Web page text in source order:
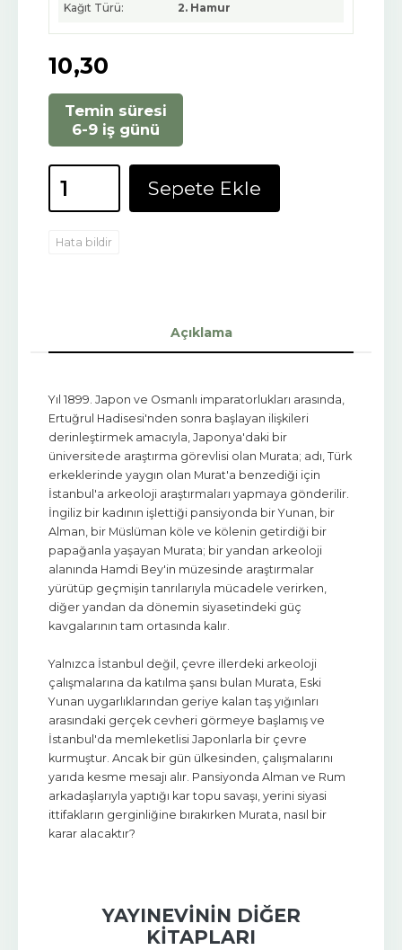
Kağıt Türü: 2. Hamur
10,30
Temin süresi
6-9 iş günü
Sepete Ekle
Hata bildir
Açıklama
Yıl 1899. Japon ve Osmanlı imparatorlukları arasında,
Ertuğrul Hadisesi'nden sonra başlayan ilişkileri
derinleştirmek amacıyla, Japonya'daki bir
üniversitede araştırma görevlisi olan Murata; adı, Türk
erkeklerinde yaygın olan Murat'a benzediği için
İstanbul'a arkeoloji araştırmaları yapmaya gönderilir.
İngiliz bir kadının işlettiği pansiyonda bir Yunan, bir
Alman, bir Müslüman köle ve kölenin getirdiği bir
papağanla yaşayan Murata; bir yandan arkeoloji
alanında Hamdi Bey'in müzesinde araştırmalar
yürütüp geçmişin tanrılarıyla mücadele verirken,
diğer yandan da dönemin siyasetindeki güç
kavgalarının tam ortasında kalır.
Yalnızca İstanbul değil, çevre illerdeki arkeoloji
çalışmalarına da katılma şansı bulan Murata, Eski
Yunan uygarlıklarından geriye kalan taş yığınları
arasındaki gerçek cevheri görmeye başlamış ve
İstanbul'da memleketlisi Japonlarla bir çevre
kurmuştur. Ancak bir gün ülkesinden, çalışmalarını
yarıda kesme mesajı alır. Pansiyonda Alman ve Rum
arkadaşlarıyla yaptığı kar topu savaşı, yerini siyasi
ittifakların gerginliğine bırakırken Murata, nasıl bir
karar alacaktır?
YAYINEVININ DIĞER
KITAPLARI